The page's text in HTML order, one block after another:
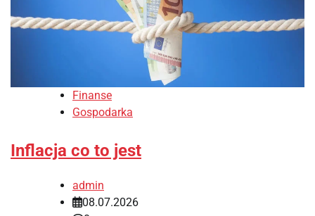
Finanse
Gospodarka
Inflacja co to jest
admin
08.07.2026